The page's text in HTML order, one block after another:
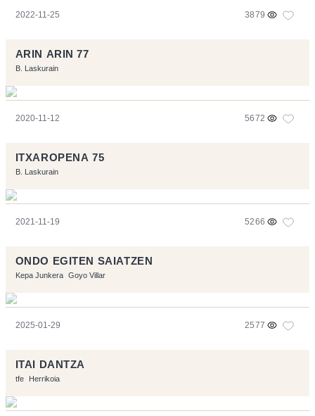
2022-11-25 3879
ARIN ARIN 77
B. Laskurain
2020-11-12 5672
ITXAROPENA 75
B. Laskurain
2021-11-19 5266
ONDO EGITEN SAIATZEN
Kepa Junkera Goyo Villar
2025-01-29 2577
ITAI DANTZA
tfe Herrikoia